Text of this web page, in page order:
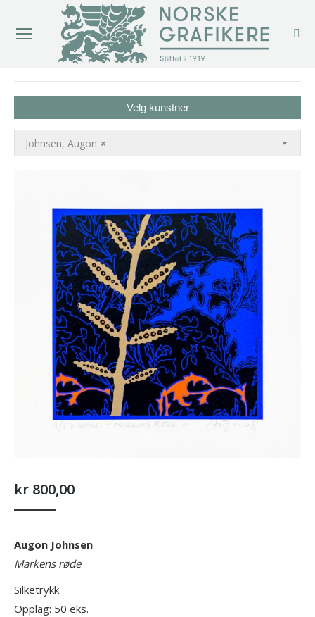
Velg kunstner
×
Johnsen, Augon
kr 800,00
Augon Johnsen
Markens røde
Silketrykk
Opplag: 50 eks.